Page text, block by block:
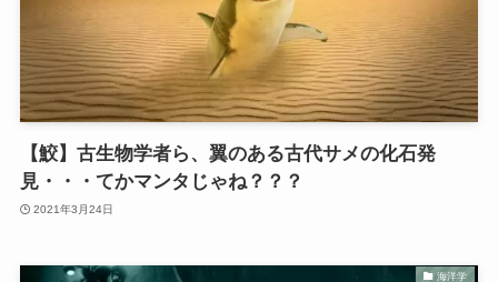
【鮫】古生物学者ら、翼のある古代サメの化石発
見・・・てかマンタじゃね？？？
2021年3月24日
海洋学